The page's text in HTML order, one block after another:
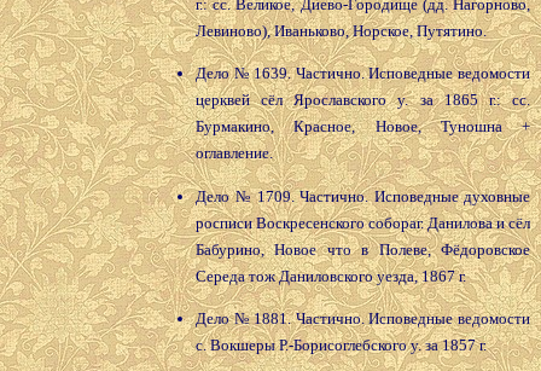
г.: сс. Великое, Диево-Городище (дд. Нагорново,
Левиново), Иваньково, Норское, Путятино.
Дело № 1639. Частично. Исповедные ведомости
церквей сёл Ярославского у. за 1865 г.: сс.
Бурмакино, Красное, Новое, Туношна +
оглавление.
Дело № 1709. Частично. Исповедные духовные
росписи Воскресенского собораг. Данилова и сёл
Бабурино, Новое что в Полеве, Фёдоровское
Середа тож Даниловского уезда, 1867 г.
Дело № 1881. Частично. Исповедные ведомости
с. Вокшеры Р.-Борисоглебского у. за 1857 г.